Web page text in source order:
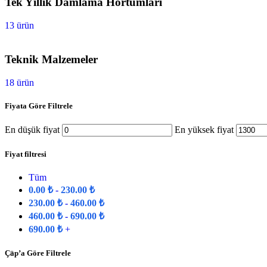
13 ürün
Teknik Malzemeler
18 ürün
Fiyata Göre Filtrele
En düşük fiyat En yüksek fiyat
Fiyat filtresi
Tüm
0.00 ₺- 230.00 ₺
230.00 ₺- 460.00 ₺
460.00 ₺- 690.00 ₺
690.00 ₺+
Çap’a Göre Filtrele